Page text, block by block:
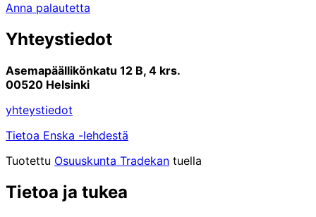
Anna palautetta
Yhteystiedot
Asemapäällikönkatu 12 B, 4 krs.
00520 Helsinki
yhteystiedot
Tietoa Enska -lehdestä
Tuotettu Osuuskunta Tradekan tuella
Tietoa ja tukea